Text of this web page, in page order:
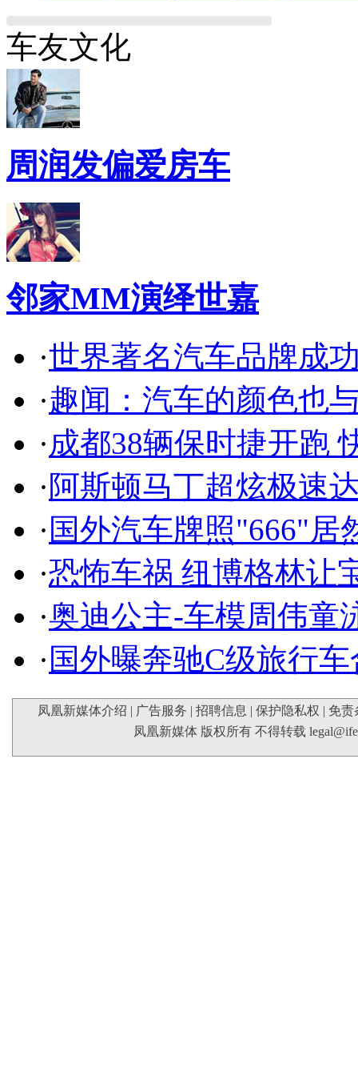
车友文化
周润发偏爱房车
邻家MM演绎世嘉
·世界著名汽车品牌成
·趣闻：汽车的颜色也
·成都38辆保时捷开跑
·阿斯顿马丁超炫极速
· 国外汽车牌照"666"居
·恐怖车祸 纽博格林让
·奥迪公主-车模周伟童
· 国外曝奔驰C级旅行
凤凰新媒体介绍 | 广告服务 | 招聘信息 | 保护隐私权 | 免责
凤凰新媒体 版权所有 不得转载